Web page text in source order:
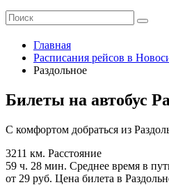
Главная
Расписания рейсов в
Раздольное
Билеты на автобус
С комфортом добраться из
3211 км. Расстояние
59 ч. 28 мин. Среднее время в
от 29 руб. Цена билета в